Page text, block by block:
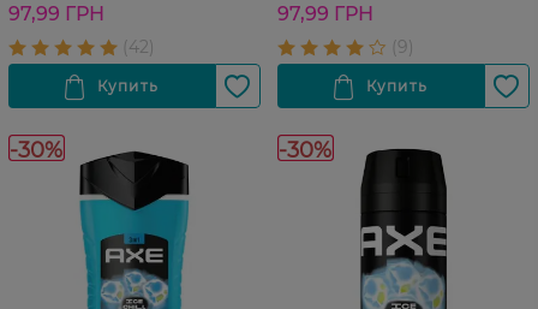
97,99 ГРН 97,99 ГРН
-30% -30%